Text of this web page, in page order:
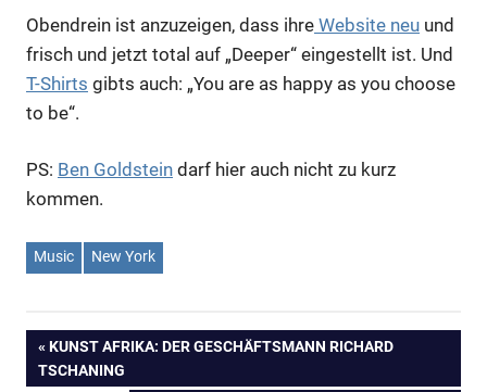
Obendrein ist anzuzeigen, dass ihre Website neu und
frisch und jetzt total auf „Deeper“ eingestellt ist. Und
T-Shirts gibts auch: „You are as happy as you choose
to be“.
PS: Ben Goldstein darf hier auch nicht zu kurz
kommen.
Music New York
Beitragsnavigation
VORHERIGER
BEITRAG:
KUNST AFRIKA: DER GESCHÄFTSMANN RICHARD
TSCHANING